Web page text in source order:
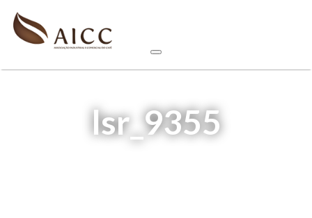
lsr_9355